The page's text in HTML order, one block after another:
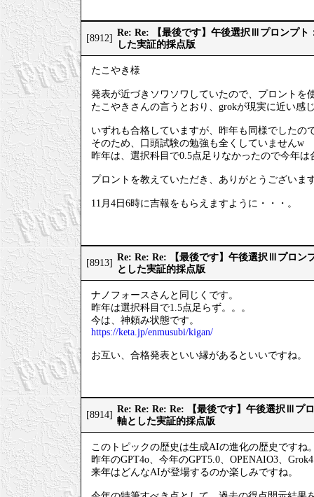
[8912]
Re: Re: 【最後です】午後選択Ⅲプロンプト
した実証的採点版
たこやき様
発表が近づきソワソワしていたので、プロントを
たこやきさんの言うとおり、grokが現実に近い感
いずれも合格していますが、昨年も同様でしたの
そのため、口頭試験の勉強も全くしていませんw
昨年は、選択科目で0.5点足りなかったので今年
プロントを教えていただき、ありがとうございま
11月4日6時に吉報をもらえますように・・・。
[8913]
Re: Re: Re: 【最後です】午後選択Ⅲプロン
とした実証的採点版
ナノフォースさんと同じくです。
昨年は選択科目で1.5点足らず。。。
今は、神頼み状態です。
https://keta.jp/enmusubi/kigan/
お互い、合格発表といい縁があるといいですね。
[8914]
Re: Re: Re: Re: 【最後です】午後選択Ⅲプ
軸とした実証的採点版
このトピックの歴史は生成AIの進化の歴史ですね
昨年のGPT4o、今年のGPT5.0、OPENAIO3、
来年はどんなAIが登場するのか楽しみですね。